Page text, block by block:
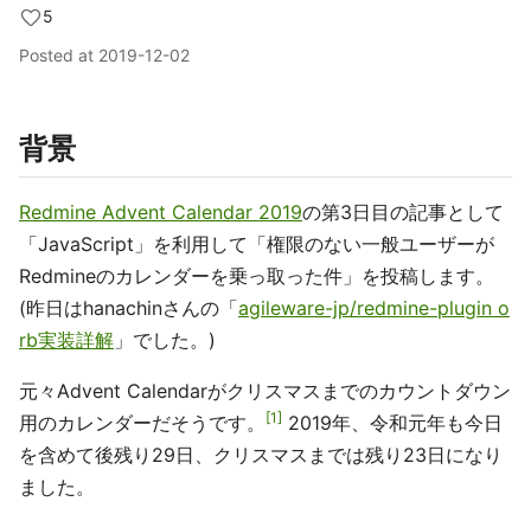
5
Posted at 2019-12-02
背景
Redmine Advent Calendar 2019の第3日目の記事として
「JavaScript」を利用して「権限のない一般ユーザーが
Redmineのカレンダーを乗っ取った件」を投稿します。
(昨日はhanachinさんの「agileware-jp/redmine-plugin o
rb実装詳解 」でした。)
元々Advent Calendarがクリスマスまでのカウントダウン
用のカレンダーだそうです。
1
2019年、令和元年も今日
を含めて後残り29日、クリスマスまでは残り23日になり
ました。